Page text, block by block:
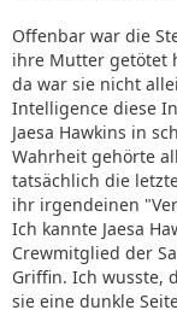
Offenbar war die
ihre Mutter getötet
da war sie nicht
Intelligence diese
Jaesa Hawkins in
Wahrheit gehörte
tatsächlich die
ihr irgendeinen
Ich kannte Jaesa
Crewmitglied der
Griffin. Ich wusste,
sie eine dunkle